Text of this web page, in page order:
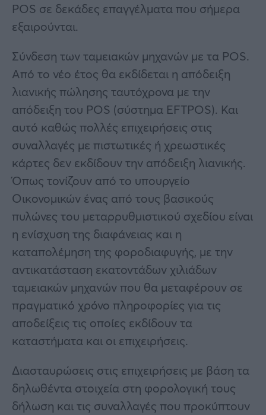
POS σε δεκάδες επαγγέλματα που σήμερα
εξαιρούνται.
Σύνδεση των ταμειακών μηχανών με τα POS.
Από το νέο έτος θα εκδίδεται η απόδειξη
λιανικής πώλησης ταυτόχρονα με την
απόδειξη του POS (σύστημα EFTPOS). Και
αυτό καθώς πολλές επιχειρήσεις στις
συναλλαγές με πιστωτικές ή χρεωστικές
κάρτες δεν εκδίδουν την απόδειξη λιανικής.
Όπως τονίζουν από το υπουργείο
Οικονομικών ένας από τους βασικούς
πυλώνες του μεταρρυθμιστικού σχεδίου είναι
η ενίσχυση της διαφάνειας και η
καταπολέμηση της φοροδιαφυγής, με την
αντικατάσταση εκατοντάδων χιλιάδων
ταμειακών μηχανών που θα μεταφέρουν σε
πραγματικό χρόνο πληροφορίες για τις
αποδείξεις τις οποίες εκδίδουν τα
καταστήματα και οι επιχειρήσεις.
Διασταυρώσεις στις επιχειρήσεις με βάση τα
δηλωθέντα στοιχεία στη φορολογική τους
δήλωση και τις συναλλαγές που προκύπτουν